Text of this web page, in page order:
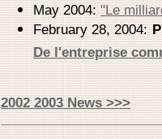
May 2004: "Le
February 28, 2004:
De l'entreprise
2002 2003 News >>>